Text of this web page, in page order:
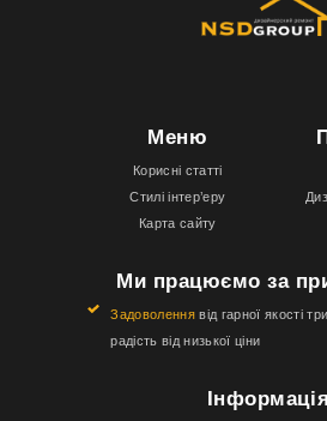
Меню
Корисні статті
Стилі інтер’еру
Карта сайту
Ми працюємо за
Задоволення від гарної якості
радість від низької ціни
Інформація